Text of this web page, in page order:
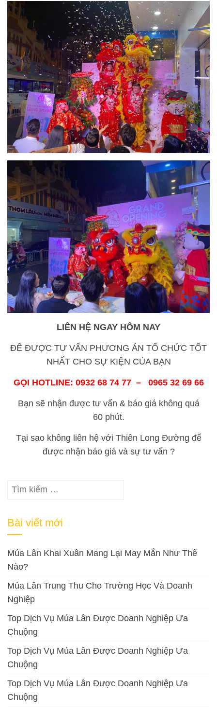
LIÊN HỆ NGAY HÔM NAY
ĐỂ ĐƯỢC TƯ VẤN PHƯƠNG ÁN TỔ CHỨC TỐT
NHẤT CHO SỰ KIỆN CỦA BẠN
GỌI HOTLINE: 0932 68 74 77 – 0965 32 69 66
Bạn sẽ nhận được tư vấn & báo giá không quá
60 phút.
Tại sao không liên hệ với Thiên Long Đường để
được nhận báo giá và sự tư vấn ?
Tìm
Bài viết mới
Múa Lân Khai Xuân Mang Lại May Mắn Như Thế
Nào?
Múa Lân Trung Thu Cho Trường Học Và Doanh
Nghiệp
Top Dịch Vụ Múa Lân Được Doanh Nghiệp Ưa
Chuộng
Top Dịch Vụ Múa Lân Được Doanh Nghiệp Ưa
Chuộng
Top Dịch Vụ Múa Lân Được Doanh Nghiệp Ưa
Chuộng